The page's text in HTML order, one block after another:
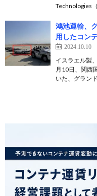
Technologies
鴻池運輸、
用したコン
2024.10.10
イスラエル製
月10日、関西
いた、グラン